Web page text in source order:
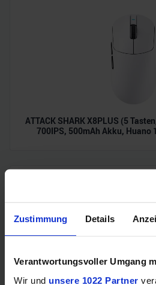
Zustimmung Details
Verantwortungsvoller Umgang
Wir und unsere 1022 Partner
ATTACK SHARK X8PLUS (5
700IPS, 500mAh Akku, Huano